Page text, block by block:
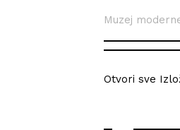
Muzej
Otvori sve